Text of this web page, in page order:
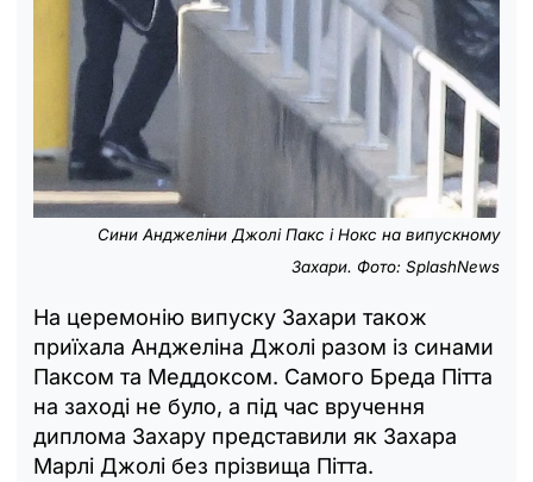
Сини Анджеліни Джолі Пакс і Нокс на випускному
Захари. Фото: SplashNews
На церемонію випуску Захари також
приїхала Анджеліна Джолі разом із синами
Паксом та Меддоксом. Самого Бреда Пітта
на заході не було, а під час вручення
диплома Захару представили як Захара
Марлі Джолі без прізвища Пітта.